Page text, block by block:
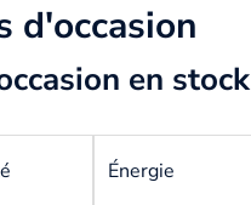
d'occasion
en stock
Énergie